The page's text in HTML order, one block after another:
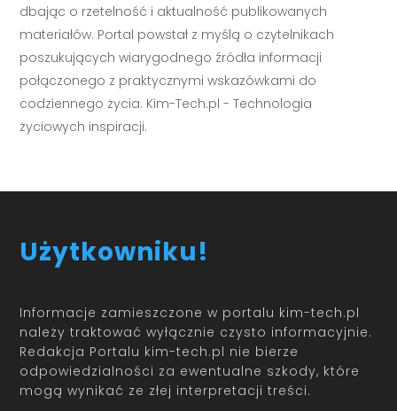
dbając o rzetelność i aktualność publikowanych
materiałów. Portal powstał z myślą o czytelnikach
poszukujących wiarygodnego źródła informacji
połączonego z praktycznymi wskazówkami do
codziennego życia. Kim-Tech.pl - Technologia
życiowych inspiracji.
Użytkowniku!
Informacje zamieszczone w portalu kim-tech.pl
należy traktować wyłącznie czysto informacyjnie.
Redakcja Portalu kim-tech.pl nie bierze
odpowiedzialności za ewentualne szkody, które
mogą wynikać ze złej interpretacji treści.